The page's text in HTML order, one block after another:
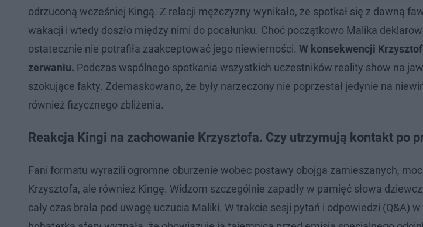
odrzuconą wcześniej Kingą. Z relacji mężczyzny wynikało, że spotkał się z dawną
wakacji i wtedy doszło między nimi do pocałunku. Choć początkowo Malika
ostatecznie nie potrafiła zaakceptować jego niewierności. W konsekwencji
zerwaniu. Podczas wspólnego spotkania wszystkich uczestników reality show na
szokujące fakty. Zdemaskowano, że były narzeczony nie poprzestał jedynie na
również fizycznego zbliżenia.
Reakcja Kingi na zachowanie Krzysztofa. Czy utrzymują kontakt po
Fani formatu wyrazili ogromne oburzenie wobec postawy obojga zamieszanych,
Krzysztofa, ale również Kingę. Widzom szczególnie zapadły w pamięć słowa
cały czas brała pod uwagę uczucia Maliki. W trakcie sesji pytań i odpowiedzi (Q&A)